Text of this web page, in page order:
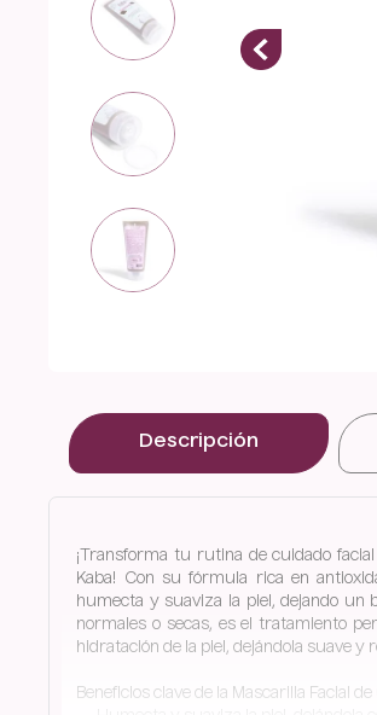
Descripción
¡Transforma tu rutina de cuidado
Kaba! Con su fórmula rica en
humecta y suaviza la piel, dejando un
normales o secas, es el tratamiento
hidratación de la piel, dejándola suave y
Beneficios clave de la Mascarilla Facial